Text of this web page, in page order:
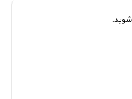
شوید.